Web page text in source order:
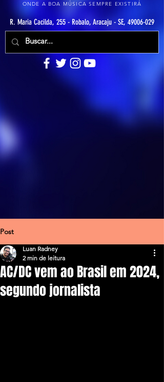
ONDE A BOA MÚSICA SEMPRE EXISTIRÁ
R. Maria Cacilda, 255 - Robalo, Aracaju - SE, 49006-029
Post
AC/DC vem ao Brasil em 2024,
segundo jornalista
Luan Radney
2 min de leitura